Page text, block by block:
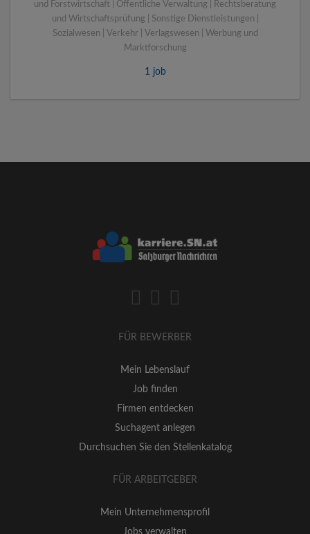
und Forstwirtschaft | Öffentliche Verwaltung | Rechtsberatung
und Wirtschaftsprüfung | Sonstige Dienstleistungen |
Sozialwesen | Verkehr | Verlagswesen | Werbung und
Marktforschung
1 job
FÜR BEWERBER
Mein Lebenslauf
Job finden
Firmen entdecken
Suchagent anlegen
Durchsuchen Sie den Stellenkatalog
FÜR ARBEITGEBER
Mein Unternehmensprofil